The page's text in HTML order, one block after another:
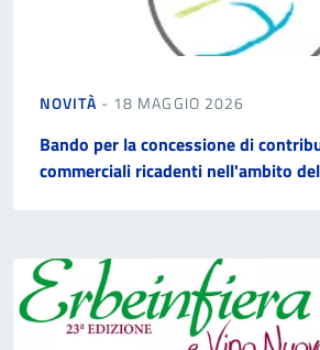
NOVITÀ - 18 MAGGIO 2026
Bando per la concessione di
commerciali ricadenti nell'ambito